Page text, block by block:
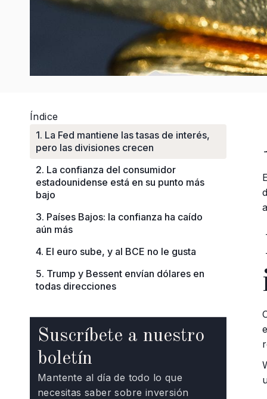
Índice
1. La Fed mantiene las tasas de interés,
pero las divisiones crecen
2. La confianza del consumidor
estadounidense está en su punto más
bajo
3. Países Bajos: la confianza ha caído
aún más
4. El euro sube, y al BCE no le gusta
5. Trump y Bessent envían dólares en
todas direcciones
Suscríbete a nuestro
boletín
Mantente al día de todo lo que
necesitas saber sobre inversión